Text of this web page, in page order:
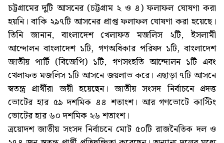
চট্টগ্রামের দুটি আসনের (চট্টগ্রাম ২ ও ৪) ফলাফল ঘোষণা করা
হয়নি। বাকি ২৯৭টি আসনের প্রাপ্ত ফলাফল ঘোষণা করা হয়েছে।
তিনি জানান, বাংলাদেশ খেলাফত মজলিস ২টি, ইসলামী
আন্দোলন বাংলাদেশ ১টি, গণঅধিকার পরিষদ ১টি, বাংলাদেশ
জাতীয় পার্টি (বিজেপি) ১টি, গণসংহতি আন্দোলন ১টি এবং
খেলাফত মজলিস ১টি আসনে জয়লাভ করে। এছাড়া ৭টি আসনে
স্বতন্ত্র প্রার্থীরা জয়ী হয়েছেন। জাতীয় সংসদ নির্বাচনে প্রদত্ত
ভোটের হার ৫৯ দশমিক ৪৪ শতাংশ। আর গণভোটে কাস্টিং
ভোটের হার ৬০ দশমিক ২৬ শতাংশ।
ত্রয়োদশ জাতীয় সংসদ নির্বাচনে মোট ৫০টি রাজনৈতিক দল ও